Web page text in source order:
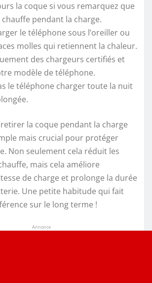
la coque si vous remarquez que
pendant la charge.
le téléphone sous l’oreiller ou
molles qui retiennent la chaleur.
des chargeurs certifiés et
modèle de téléphone.
le téléphone charger toute la nuit
la coque pendant la charge
mais crucial pour protéger
Non seulement cela réduit les
mais cela améliore
de charge et prolonge la durée
Une petite habitude qui fait
sur le long terme !
Annonce